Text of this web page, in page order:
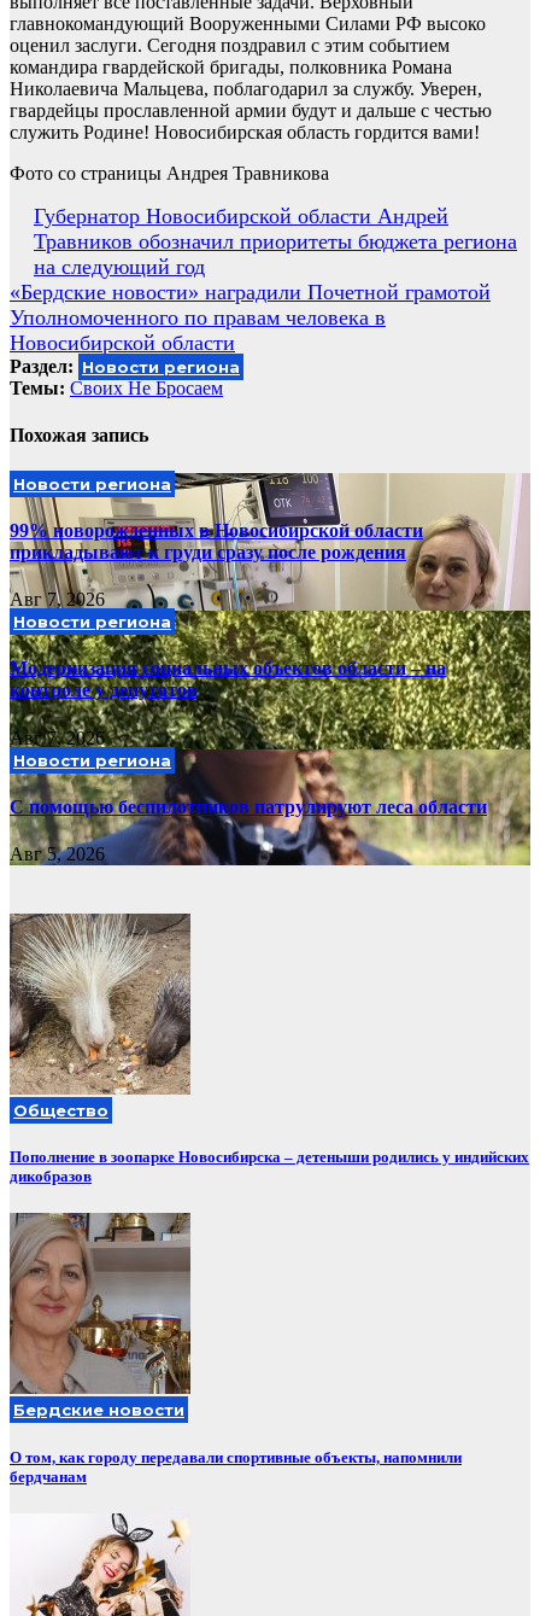
главнокомандующий Вооруженными Силами РФ высоко
оценил заслуги. Сегодня поздравил с этим событием
командира гвардейской бригады, полковника Романа
Николаевича Мальцева, поблагодарил за службу. Уверен,
гвардейцы прославленной армии будут и дальше с честью
служить Родине! Новосибирская область гордится вами!
Фото со страницы Андрея Травникова
Навигация
по
записям
Губернатор Новосибирской области Андрей
Травников обозначил приоритеты бюджета региона
на следующий год
«Бердские новости» наградили Почетной грамотой
Уполномоченного по правам человека в
Новосибирской области
Раздел: Новости региона
Темы: Своих Не Бросаем
Похожая запись
Новости региона
99% новорожденных в Новосибирской области
прикладывают к груди сразу после рождения
Авг 7, 2026
Новости региона
Модернизация социальных объектов области – на
контроле у депутатов
Авг 7, 2026
Новости региона
С помощью беспилотников патрулируют леса области
Авг 5, 2026
Общество
Пополнение в зоопарке Новосибирска – детеныши родились у индийских
дикобразов
Бердские новости
О том, как городу передавали спортивные объекты, напомнили
бердчанам